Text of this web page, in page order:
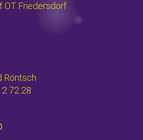
OT Friedersdorf
Röntsch
72 28